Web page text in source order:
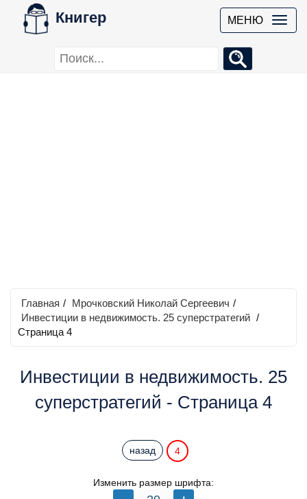
Книгер МЕНЮ
Главная / Мрочковский Николай Сергеевич /
Инвестиции в недвижимость. 25 суперстратегий /
Страница 4
Инвестиции в недвижимость. 25
суперстратегий - Страница 4
назад 4
Изменить размер шрифта: